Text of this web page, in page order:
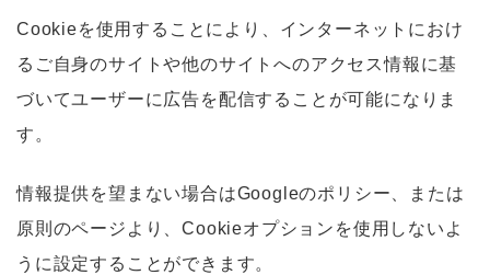
Cookieを使用することにより、インターネットにおけ
るご自身のサイトや他のサイトへのアクセス情報に基
づいてユーザーに広告を配信することが可能になりま
す。
情報提供を望まない場合はGoogleのポリシー、または
原則のページより、Cookieオプションを使用しないよ
うに設定することができます。